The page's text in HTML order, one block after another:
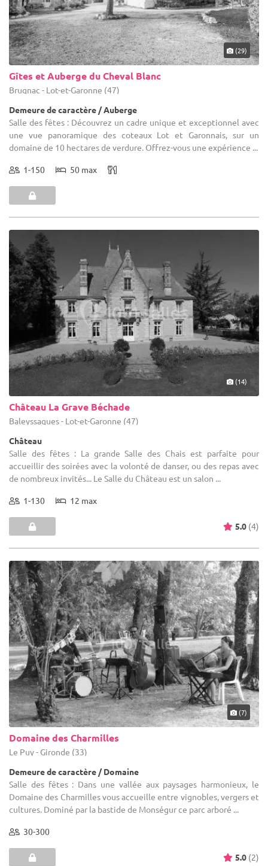
(29)
Gîtes et Auberge du Cheval Blanc
Brugnac - Lot-et-Garonne (47)
Demeure de caractère / Auberge
Salle des fêtes : Découvrez un cadre unique et exceptionnel avec
une vue panoramique des coteaux Lot et Garonnais, sur un
domaine de 10 hectares de verdure. Offrez-vous une expérience ...
1-150 50 max
(14)
Château La Grave Béchade
Baleyssagues - Lot-et-Garonne (47)
Château
Salle des fêtes : La grande Salle des Chais est parfaite pour
accueillir des soirées avec la volonté de danser, ou des repas avec
de nombreux invités... Le Salle du Château est un salon ...
1-130 12 max
5.0 (4)
(7)
Domaine des Charmilles
Le Puy - Gironde (33)
Demeure de caractère / Domaine
Salle des fêtes : Dans une vallée aux paysages harmonieux, le
Domaine des Charmilles vous accueille entre vignobles, vergers et
cultures. Dominé par la bastide de Monségur ce parc arboré ...
30-300
5.0 (2)